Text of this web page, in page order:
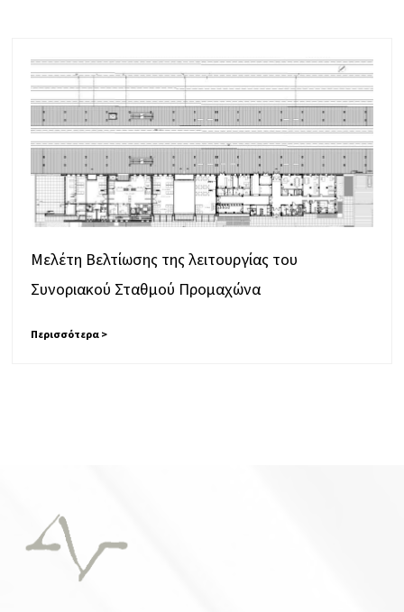
Μελέτη Βελτίωσης της λειτουργίας του
Συνοριακού Σταθμού Προμαχώνα
Περισσότερα >